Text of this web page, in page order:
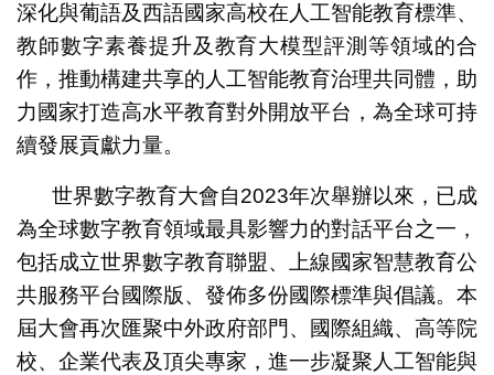
深化與葡語及西語國家高校在人工智能教育標準、
教師數字素養提升及教育大模型評測等領域的合
作，推動構建共享的人工智能教育治理共同體，助
力國家打造高水平教育對外開放平台，為全球可持
續發展貢獻力量。
世界數字教育大會自2023年次舉辦以來，已成
為全球數字教育領域最具影響力的對話平台之一，
包括成立世界數字教育聯盟、上線國家智慧教育公
共服務平台國際版、發佈多份國際標準與倡議。本
屆大會再次匯聚中外政府部門、國際組織、高等院
校、企業代表及頂尖專家，進一步凝聚人工智能與